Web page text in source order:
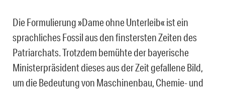
Die Formulierung »Dame ohne Unterleib« ist ein
sprachliches Fossil aus den finstersten Zeiten des
Patriarchats. Trotzdem bemühte der bayerische
Ministerpräsident dieses aus der Zeit gefallene Bild,
um die Bedeutung von Maschinenbau, Chemie- und